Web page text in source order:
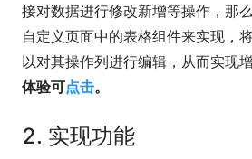
接对数据进行修改新增等操作，那
自定义页面中的表格组件来实现，
以对其操作列进行编辑，从而实现
体验可点击。
2. 实现功能